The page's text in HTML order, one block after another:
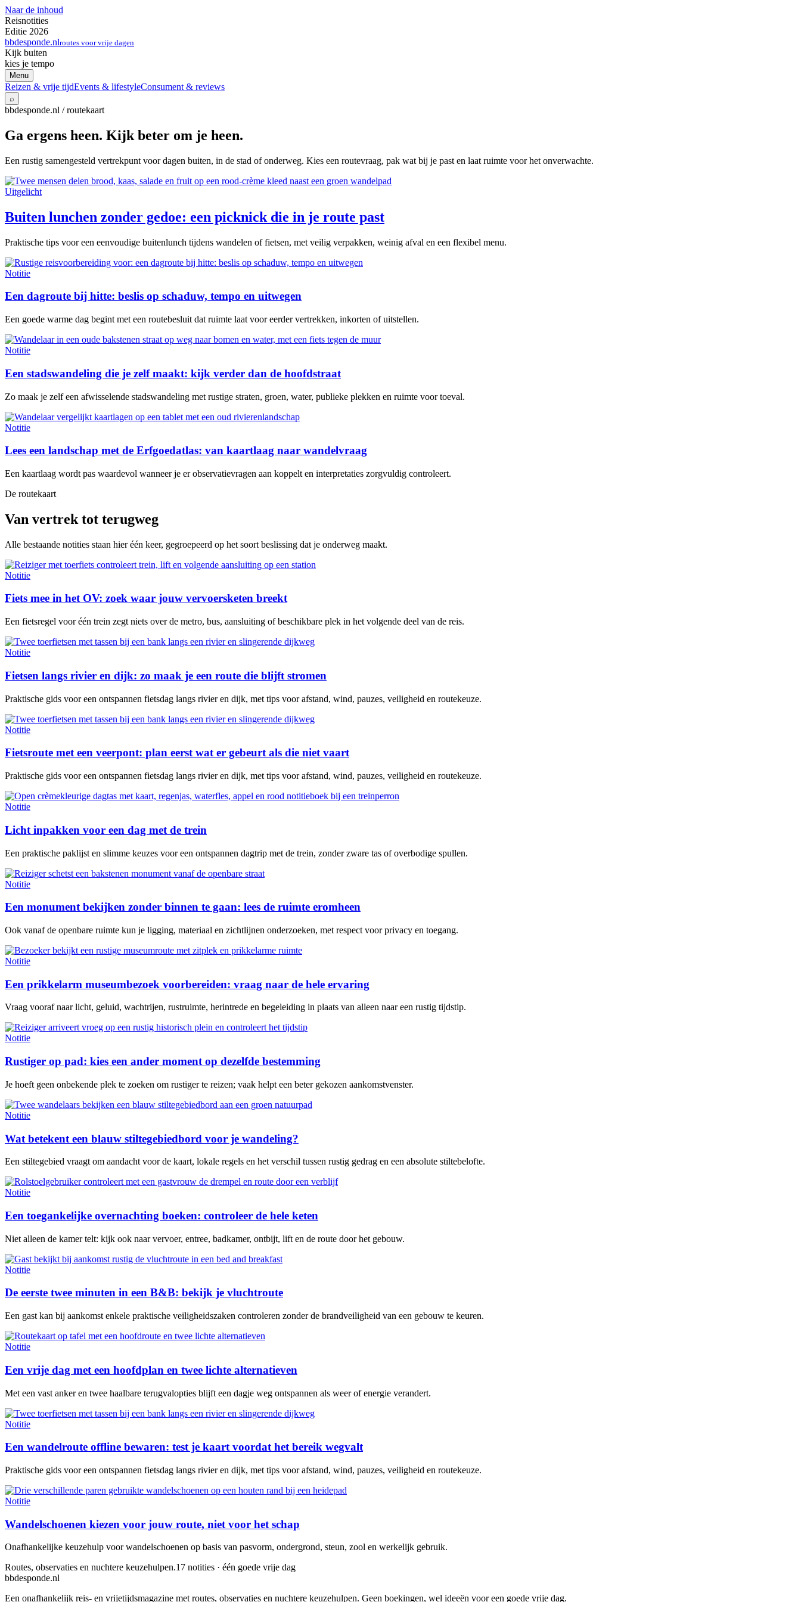
Naar de inhoud
Reisnotities
Editie 2026
bbdesponde.nlroutes voor vrije dagen
Kijk buiten
kies je tempo
Menu
Reizen & vrije tijdEvents & lifestyleConsument & reviews
⌕
bbdesponde.nl / routekaart
Ga ergens heen. Kijk beter om je heen.
Een rustig samengesteld vertrekpunt voor dagen buiten, in de stad of onderweg. Kies een routevraag, pak wat bij je past en laat ruimte voor het onverwachte.
Uitgelicht
Buiten lunchen zonder gedoe: een picknick die in je route past
Praktische tips voor een eenvoudige buitenlunch tijdens wandelen of fietsen, met veilig verpakken, weinig afval en een flexibel menu.
Notitie
Een dagroute bij hitte: beslis op schaduw, tempo en uitwegen
Een goede warme dag begint met een routebesluit dat ruimte laat voor eerder vertrekken, inkorten of uitstellen.
Notitie
Een stadswandeling die je zelf maakt: kijk verder dan de hoofdstraat
Zo maak je zelf een afwisselende stadswandeling met rustige straten, groen, water, publieke plekken en ruimte voor toeval.
Notitie
Lees een landschap met de Erfgoedatlas: van kaartlaag naar wandelvraag
Een kaartlaag wordt pas waardevol wanneer je er observatievragen aan koppelt en interpretaties zorgvuldig controleert.
De routekaart
Van vertrek tot terugweg
Alle bestaande notities staan hier één keer, gegroepeerd op het soort beslissing dat je onderweg maakt.
Notitie
Fiets mee in het OV: zoek waar jouw vervoersketen breekt
Een fietsregel voor één trein zegt niets over de metro, bus, aansluiting of beschikbare plek in het volgende deel van de reis.
Notitie
Fietsen langs rivier en dijk: zo maak je een route die blijft stromen
Praktische gids voor een ontspannen fietsdag langs rivier en dijk, met tips voor afstand, wind, pauzes, veiligheid en routekeuze.
Notitie
Fietsroute met een veerpont: plan eerst wat er gebeurt als die niet vaart
Praktische gids voor een ontspannen fietsdag langs rivier en dijk, met tips voor afstand, wind, pauzes, veiligheid en routekeuze.
Notitie
Licht inpakken voor een dag met de trein
Een praktische paklijst en slimme keuzes voor een ontspannen dagtrip met de trein, zonder zware tas of overbodige spullen.
Notitie
Een monument bekijken zonder binnen te gaan: lees de ruimte eromheen
Ook vanaf de openbare ruimte kun je ligging, materiaal en zichtlijnen onderzoeken, met respect voor privacy en toegang.
Notitie
Een prikkelarm museumbezoek voorbereiden: vraag naar de hele ervaring
Vraag vooraf naar licht, geluid, wachtrijen, rustruimte, herintrede en begeleiding in plaats van alleen naar een rustig tijdstip.
Notitie
Rustiger op pad: kies een ander moment op dezelfde bestemming
Je hoeft geen onbekende plek te zoeken om rustiger te reizen; vaak helpt een beter gekozen aankomstvenster.
Notitie
Wat betekent een blauw stiltegebiedbord voor je wandeling?
Een stiltegebied vraagt om aandacht voor de kaart, lokale regels en het verschil tussen rustig gedrag en een absolute stiltebelofte.
Notitie
Een toegankelijke overnachting boeken: controleer de hele keten
Niet alleen de kamer telt: kijk ook naar vervoer, entree, badkamer, ontbijt, lift en de route door het gebouw.
Notitie
De eerste twee minuten in een B&B: bekijk je vluchtroute
Een gast kan bij aankomst enkele praktische veiligheidszaken controleren zonder de brandveiligheid van een gebouw te keuren.
Notitie
Een vrije dag met een hoofdplan en twee lichte alternatieven
Met een vast anker en twee haalbare terugvalopties blijft een dagje weg ontspannen als weer of energie verandert.
Notitie
Een wandelroute offline bewaren: test je kaart voordat het bereik wegvalt
Praktische gids voor een ontspannen fietsdag langs rivier en dijk, met tips voor afstand, wind, pauzes, veiligheid en routekeuze.
Notitie
Wandelschoenen kiezen voor jouw route, niet voor het schap
Onafhankelijke keuzehulp voor wandelschoenen op basis van pasvorm, ondergrond, steun, zool en werkelijk gebruik.
Routes, observaties en nuchtere keuzehulpen.17 notities · één goede vrije dag
bbdesponde.nl
Een onafhankelijk reis- en vrijetijdsmagazine met routes, observaties en nuchtere keuzehulpen. Geen boekingen, wel ideeën voor een goede vrije dag.